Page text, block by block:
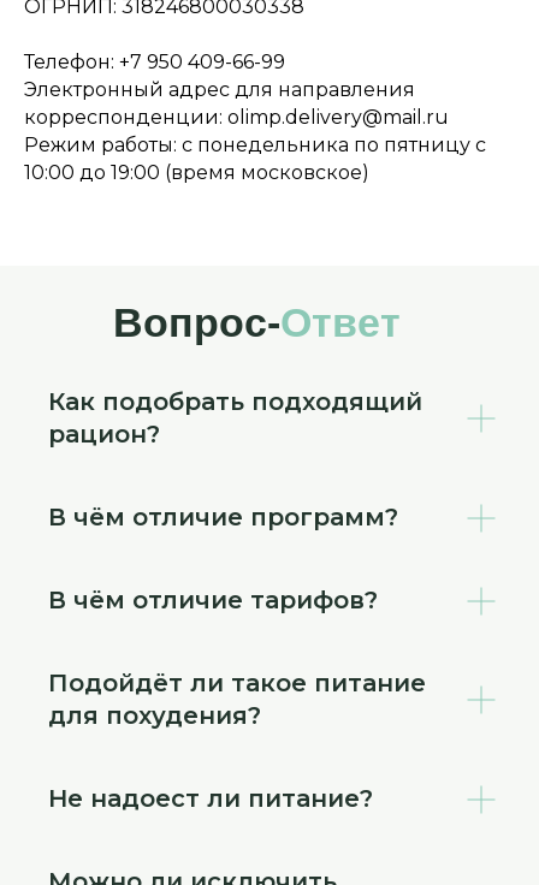
ОГРНИП: 318246800030338
Телефон: +7 950 409-66-99
Электронный адрес для направления
корреспонденции: olimp.delivery@mail.ru
Режим работы: с понедельника по пятницу с
10:00 до 19:00 (время московское)
Вопрос-Ответ
Как подобрать подходящий
рацион?
В чём отличие программ?
В чём отличие тарифов?
Подойдёт ли такое питание
для похудения?
Не надоест ли питание?